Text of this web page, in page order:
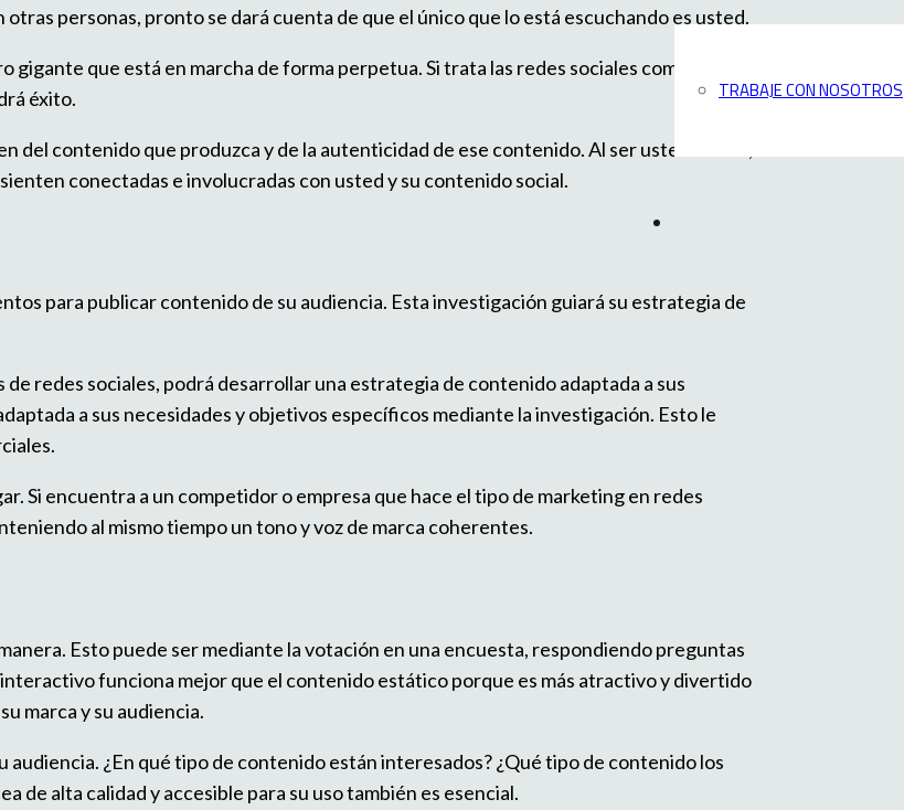
TRABAJE CON NOSOTROS
personas, pronto se dará cuenta de que el único que lo está escuchando es usted.
gigante que está en marcha de forma perpetua. Si trata las redes sociales como un
éxito.
del contenido que produzca y de la autenticidad de ese contenido. Al ser usted mismo,
conectadas e involucradas con usted y su contenido social.
para publicar contenido de su audiencia. Esta investigación guiará su estrategia de
redes sociales, podrá desarrollar una estrategia de contenido adaptada a sus
a sus necesidades y objetivos específicos mediante la investigación. Esto le
Si encuentra a un competidor o empresa que hace el tipo de marketing en redes
al mismo tiempo un tono y voz de marca coherentes.
Esto puede ser mediante la votación en una encuesta, respondiendo preguntas
funciona mejor que el contenido estático porque es más atractivo y divertido
marca y su audiencia.
¿En qué tipo de contenido están interesados? ¿Qué tipo de contenido los
de alta calidad y accesible para su uso también es esencial.